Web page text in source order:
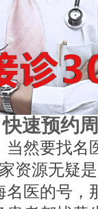
速预约
当然要找名
资源无疑
名医的号，